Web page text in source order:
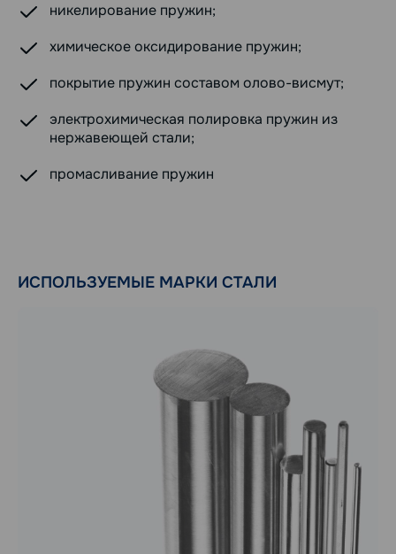
никелирование пружин;
химическое оксидирование пружин;
покрытие пружин составом олово-висмут;
электрохимическая полировка пружин из
нержавеющей стали;
промасливание пружин
ИСПОЛЬЗУЕМЫЕ МАРКИ СТАЛИ